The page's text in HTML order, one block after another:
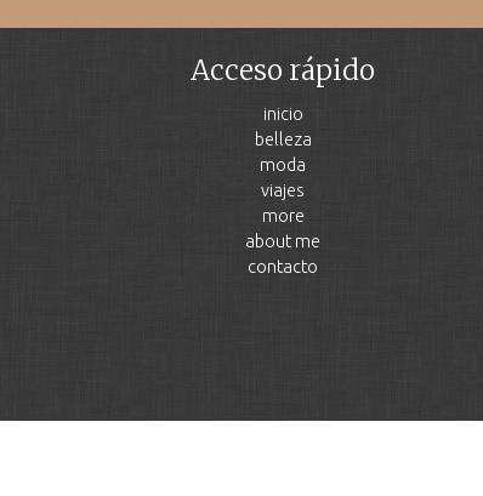
Acceso rápido
inicio
belleza
moda
viajes
more
about me
contacto